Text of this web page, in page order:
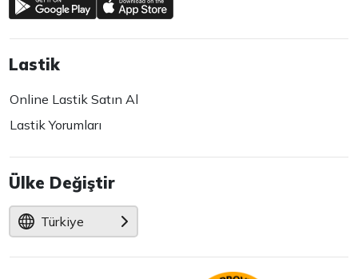
Lastik
Online Lastik Satın Al
Lastik Yorumları
Ülke Değiştir
Türkiye